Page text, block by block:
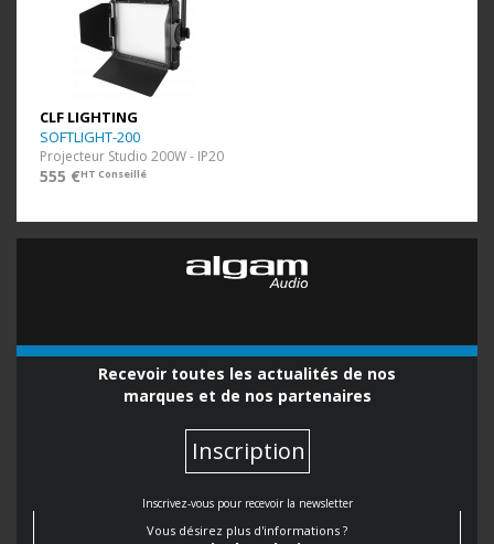
CLF LIGHTING
SOFTLIGHT-200
Projecteur Studio 200W - IP20
555 €HT Conseillé
Recevoir toutes les actualités de nos
marques et de nos partenaires
Inscription
Inscrivez-vous pour recevoir la newsletter
Vous désirez plus d'informations ?